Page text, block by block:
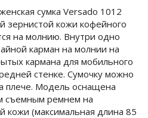
сумка Versado 1012
зернистой кожи кофейного
на молнию. Внутри одно
карман на молнии на
кармана для мобильного
стенке. Сумочку можно
плече. Модель оснащена
съемным ремнем на
кожи (максимальная длина 85